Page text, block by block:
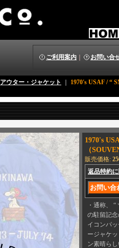
ご利用案内 お問い合
アウター・ジャケット
1970's USAF / “
1970's
（
販売価格:
返品特約
・通称、
の駐留記
イコンパ
ージャケ
ン素晴ら